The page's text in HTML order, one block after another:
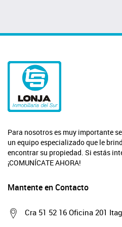
Para nosotros es muy importante
un equipo especializado que le
encontrar su propiedad. Si estás
¡COMUNÍCATE AHORA!
Mantente en Contacto
Cra 51 52 16 Oficina 201